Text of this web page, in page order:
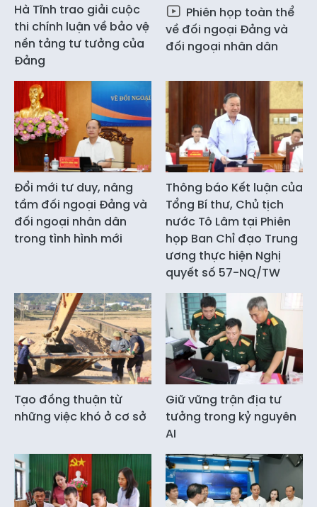
Hà Tĩnh trao giải cuộc
thi chính luận về bảo vệ
nền tảng tư tưởng của
Đảng
Phiên họp toàn thể
về đối ngoại Đảng và
đối ngoại nhân dân
Đổi mới tư duy, nâng
tầm đối ngoại Đảng và
đối ngoại nhân dân
trong tình hình mới
Thông báo Kết luận của
Tổng Bí thư, Chủ tịch
nước Tô Lâm tại Phiên
họp Ban Chỉ đạo Trung
ương thực hiện Nghị
quyết số 57-NQ/TW
Tạo đồng thuận từ
những việc khó ở cơ sở
Giữ vững trận địa tư
tưởng trong kỷ nguyên
AI